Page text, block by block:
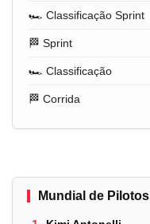
🏎️ Classificação Sprint
🏁 Sprint
🏎️ Classificação
🏁 Corrida
Mundial de Pilotos